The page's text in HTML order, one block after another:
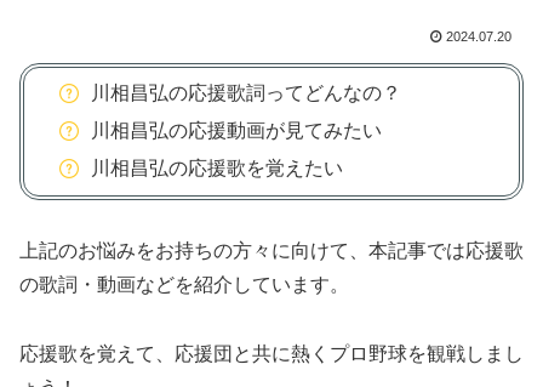
2024.07.20
川相昌弘の応援歌詞ってどんなの？
川相昌弘の応援動画が見てみたい
川相昌弘の応援歌を覚えたい
上記のお悩みをお持ちの方々に向けて、本記事では応援歌
の歌詞・動画などを紹介しています。
応援歌を覚えて、応援団と共に熱くプロ野球を観戦しまし